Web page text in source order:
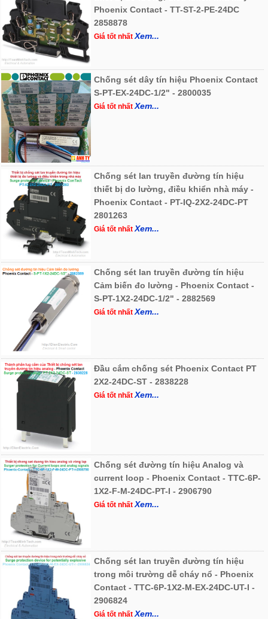
Phoenix Contact - TT-ST-2-PE-24DC
2858878
Giá tốt nhấtXem...
Chống sét dây tín hiệu Phoenix Contact
S-PT-EX-24DC-1/2" - 2800035
Giá tốt nhấtXem...
Chống sét lan truyền đường tín hiệu
thiết bị do lường, điều khiển nhà máy -
Phoenix Contact - PT-IQ-2X2-24DC-PT
2801263
Giá tốt nhấtXem...
Chống sét lan truyền đường tín hiệu
Cảm biến đo lường - Phoenix Contact -
S-PT-1X2-24DC-1/2" - 2882569
Giá tốt nhấtXem...
Đầu cắm chống sét Phoenix Contact PT
2X2-24DC-ST - 2838228
Giá tốt nhấtXem...
Chống sét đường tín hiệu Analog và
current loop - Phoenix Contact - TTC-6P-
1X2-F-M-24DC-PT-I - 2906790
Giá tốt nhấtXem...
Chống sét lan truyền đường tín hiệu
trong môi trường dễ cháy nổ - Phoenix
Contact - TTC-6P-1X2-M-EX-24DC-UT-I -
2906824
Giá tốt nhấtXem...